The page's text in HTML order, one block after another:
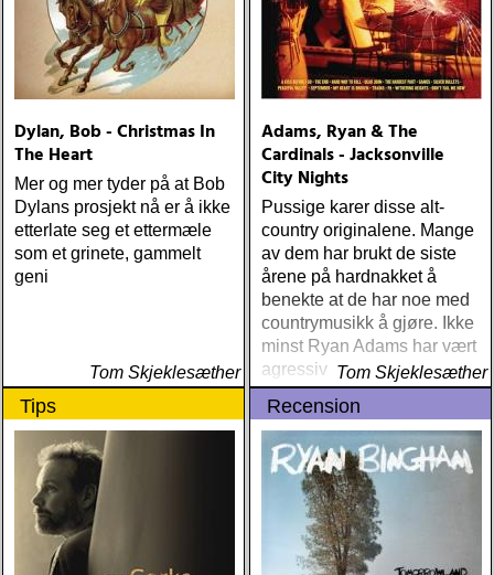
Dylan, Bob - Christmas In
The Heart
Mer og mer tyder på at Bob
Dylans prosjekt nå er å ikke
etterlate seg et ettermæle
som et grinete, gammelt
geni
Tom Skjeklesæther
Adams, Ryan & The
Cardinals - Jacksonville
City Nights
Pussige karer disse alt-
country originalene. Mange
av dem har brukt de siste
årene på hardnakket å
benekte at de har noe med
countrymusikk å gjøre. Ikke
minst Ryan Adams har vært
agressiv i sin
avstandstagen
Tom Skjeklesæther
Tips Recension